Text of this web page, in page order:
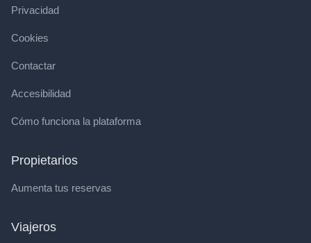
Privacidad
Cookies
Contactar
Accesibilidad
Cómo funciona la plataforma
Propietarios
Aumenta tus reservas
Viajeros